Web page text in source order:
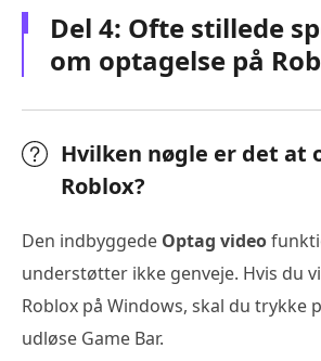
Del 4: Ofte stillede
om optagelse på
Hvilken nøgle er det at
Roblox?
Den indbyggede Optag video
understøtter ikke genveje. Hvis du
Roblox på Windows, skal du trykke
udløse Game Bar.